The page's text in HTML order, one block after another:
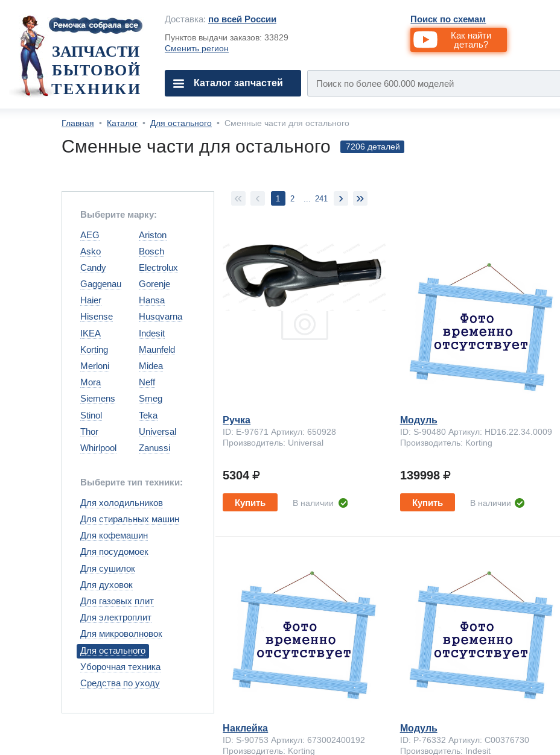
Доставка: по всей России
Пунктов выдачи заказов: 33829
Сменить регион
Поиск по схемам
Как найти
деталь?
ЗАПЧАСТИ
БЫТОВОЙ
ТЕХНИКИ
Каталог запчастей
Главная • Каталог • Для остального • Сменные части для остального
Сменные части для остального 7206 деталей
Выберите марку:
AEG
Ariston
Asko
Bosch
Candy
Electrolux
Gaggenau
Gorenje
Haier
Hansa
Hisense
Husqvarna
IKEA
Indesit
Korting
Maunfeld
Merloni
Midea
Mora
Neff
Siemens
Smeg
Stinol
Teka
Thor
Universal
Whirlpool
Zanussi
Выберите тип техники:
Для холодильников
Для стиральных машин
Для кофемашин
Для посудомоек
Для сушилок
Для духовок
Для газовых плит
Для электроплит
Для микроволновок
Для остального
Уборочная техника
Средства по уходу
« ‹ 1 2 241 › »
Ручка
ID: E-97671 Артикул: 650928
Производитель: Universal
5304
Купить В наличии
Модуль
ID: S-90480 Артикул: HD16.22.34.0009
Производитель: Korting
139998
Купить В наличии
Наклейка
ID: S-90753 Артикул: 673002400192
Производитель: Korting
Модуль
ID: P-76332 Артикул: C00376730
Производитель: Indesit